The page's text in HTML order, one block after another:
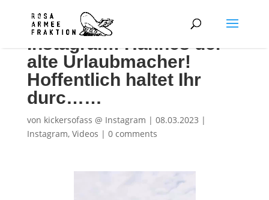
Instagram: Hannes der
alte Urlaubmacher!
Hoffentlich haltet Ihr
durc……
von kickersofass @ Instagram | 08.03.2023 |
Instagram, Videos | 0 comments